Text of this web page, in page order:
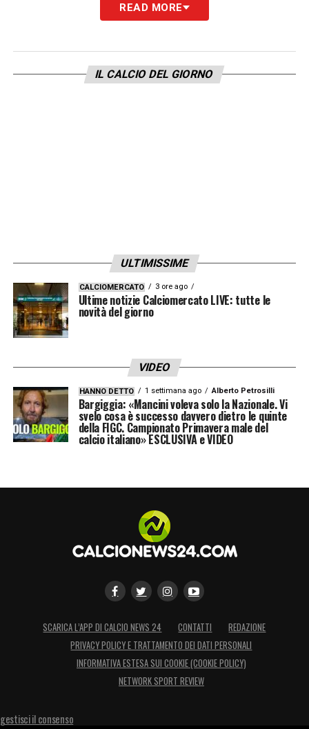
READ MORE
IL CALCIO DEL GIORNO
ULTIMISSIME
CALCIOMERCATO 3 ore ago
Ultime notizie Calciomercato LIVE: tutte le
novità del giorno
VIDEO
HANNO DETTO 1 settimana ago Alberto Petrosilli
Bargiggia: «Mancini voleva solo la Nazionale. Vi
svelo cosa è successo davvero dietro le quinte
della FIGC. Campionato Primavera male del
calcio italiano» ESCLUSIVA e VIDEO
SCARICA L’APP DI CALCIO NEWS 24 CONTATTI
REDAZIONE
PRIVACY POLICY E TRATTAMENTO DEI DATI PERSONALI
INFORMATIVA ESTESA SUI COOKIE (COOKIE POLICY)
NETWORK SPORT REVIEW
gestisci il consenso